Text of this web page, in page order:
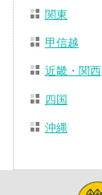
関東
甲信越
近畿・関西
四国
沖縄